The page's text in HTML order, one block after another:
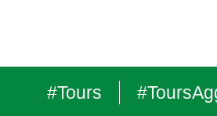
#Tours